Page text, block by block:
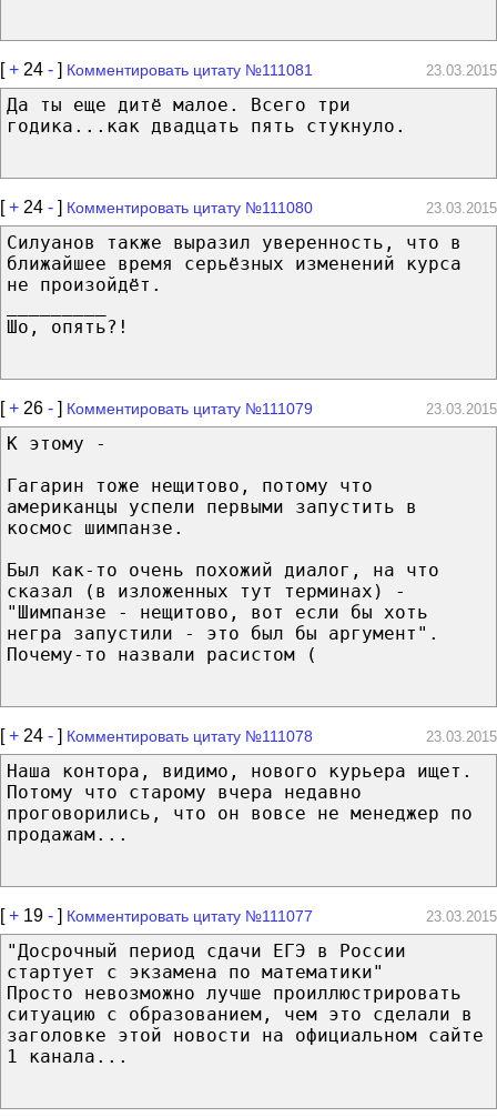
[+ 24 - ] Комментировать цитату №111081 23.03.2015
Да ты еще дитё малое. Всего три
годика...как двадцать пять стукнуло.
[+ 24 - ] Комментировать цитату №111080 23.03.2015
Силуанов также выразил уверенность, что в
ближайшее время серьёзных изменений курса
не произойдёт.
Шо, опять?!
[+ 26 - ] Комментировать цитату №111079 23.03.2015
К этому -
Гагарин тоже нещитово, потому что
американцы успели первыми запустить в
космос шимпанзе.
Был как-то очень похожий диалог, на что
сказал (в изложенных тут терминах) -
"Шимпанзе - нещитово, вот если бы хоть
негра запустили - это был бы аргумент".
Почему-то назвали расистом (
[+ 24 - ] Комментировать цитату №111078 23.03.2015
Наша контора, видимо, нового курьера ищет.
Потому что старому вчера недавно
проговорились, что он вовсе не менеджер по
продажам...
[+ 19 - ] Комментировать цитату №111077 23.03.2015
"Досрочный период сдачи ЕГЭ в России
стартует с экзамена по математики"
Просто невозможно лучше проиллюстрировать
ситуацию с образованием, чем это сделали в
заголовке этой новости на официальном сайте
1 канала...